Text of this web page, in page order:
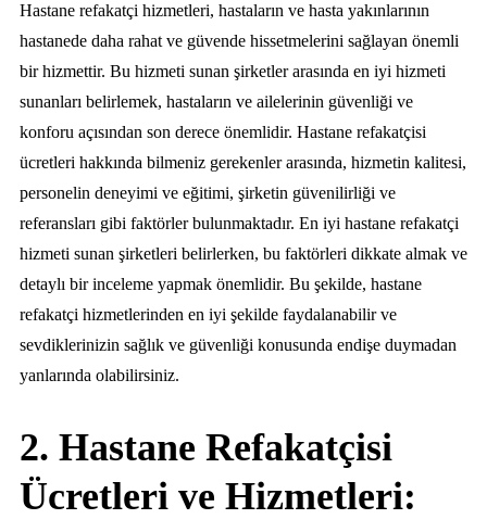
Hastane refakatçi hizmetleri, hastaların ve hasta yakınlarının
hastanede daha rahat ve güvende hissetmelerini sağlayan önemli
bir hizmettir. Bu hizmeti sunan şirketler arasında en iyi hizmeti
sunanları belirlemek, hastaların ve ailelerinin güvenliği ve
konforu açısından son derece önemlidir. Hastane refakatçisi
ücretleri hakkında bilmeniz gerekenler arasında, hizmetin kalitesi,
personelin deneyimi ve eğitimi, şirketin güvenilirliği ve
referansları gibi faktörler bulunmaktadır. En iyi hastane refakatçi
hizmeti sunan şirketleri belirlerken, bu faktörleri dikkate almak ve
detaylı bir inceleme yapmak önemlidir. Bu şekilde, hastane
refakatçi hizmetlerinden en iyi şekilde faydalanabilir ve
sevdiklerinizin sağlık ve güvenliği konusunda endişe duymadan
yanlarında olabilirsiniz.
2. Hastane Refakatçisi
Ücretleri ve Hizmetleri: